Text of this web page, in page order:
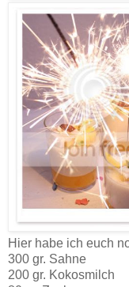
Hier habe ich euch
300 gr. Sahne
200 gr. Kokosmilch